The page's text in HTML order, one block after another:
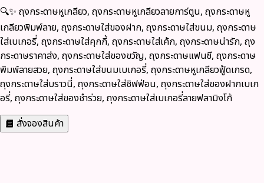
🔍✨ ถุงกระดาษหูเกลียว, ถุงกระดาษหูเกลียวลายการ์ตูน, ถุงกระดาษหู
เกลียวพิมพ์ลาย, ถุงกระดาษใส่ของฝาก, ถุงกระดาษใส่ขนม, ถุงกระดาษ
ใส่เบเกอรี่, ถุงกระดาษใส่คุกกี้, ถุงกระดาษใส่เค้ก, ถุงกระดาษน่ารัก, ถุง
กระดาษราคาส่ง, ถุงกระดาษใส่ของขวัญ, ถุงกระดาษแฟนซี, ถุงกระดาษ
พิมพ์ลายสวย, ถุงกระดาษใส่ขนมเบเกอรี่, ถุงกระดาษหูเกลียวฟู้ดเกรด,
ถุงกระดาษใส่บราวนี่, ถุงกระดาษใส่ชิฟฟ่อน, ถุงกระดาษใส่ของฝากเบเก
อรี่, ถุงกระดาษใส่ของชำร่วย, ถุงกระดาษใส่เบเกอรี่ลายฟลามิงโก้
สั่งจองสินค้า